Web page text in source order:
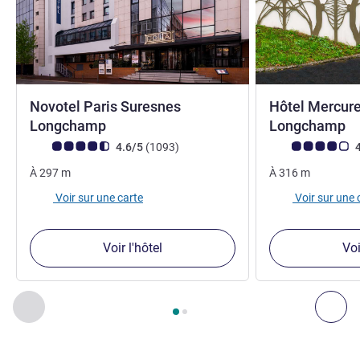
Précédent - Nos autres établissements à proximité
Page , Nos autres établissements à proximité 1 :,
Novotel Paris Suresnes
Longchamp
Note Avis clients (Note ALL)
4.6/5 (1093avis
)
À297 m
Voir sur une carte
Voir l'hôtel
Hôtel
Longchamp
Note Avis clients
À316 m
Voir sur une